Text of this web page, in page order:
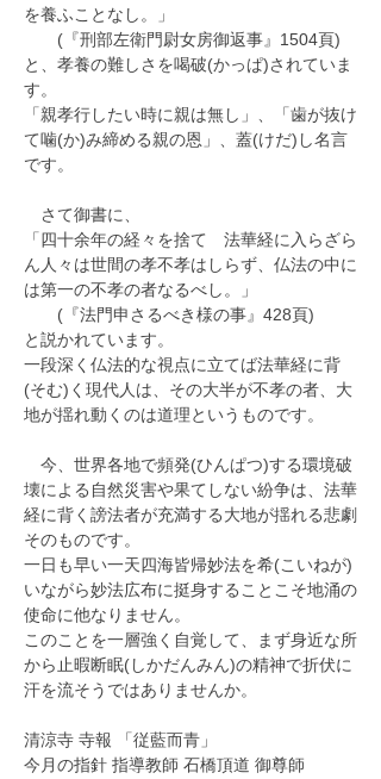
を養ふことなし。」
(『刑部左衛門尉女房御返事』1504頁)
と、孝養の難しさを喝破(かっぱ)されていま
す。
「親孝行したい時に親は無し」、「歯が抜け
て噛(か)み締める親の恩」、蓋(けだ)し名言
です。
さて御書に、
「四十余年の経々を捨てゝ法華経に入らざら
ん人々は世間の孝不孝はしらず、仏法の中に
は第一の不孝の者なるべし。」
(『法門申さるべき様の事』428頁)
と説かれています。
一段深く仏法的な視点に立てば法華経に背
(そむ)く現代人は、その大半が不孝の者、大
地が揺れ動くのは道理というものです。
今、世界各地で頻発(ひんぱつ)する環境破
壊による自然災害や果てしない紛争は、法華
経に背く謗法者が充満する大地が揺れる悲劇
そのものです。
一日も早い一天四海皆帰妙法を希(こいねが)
いながら妙法広布に挺身することこそ地涌の
使命に他なりません。
このことを一層強く自覚して、まず身近な所
から止暇断眠(しかだんみん)の精神で折伏に
汗を流そうではありませんか。
清涼寺 寺報 「従藍而青」
今月の指針 指導教師 石橋頂道 御尊師